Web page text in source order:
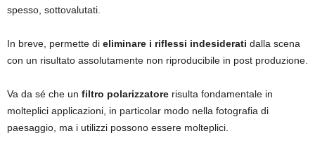
spesso, sottovalutati.
In breve, permette di eliminare i riflessi indesiderati dalla scena
con un risultato assolutamente non riproducibile in post produzione.
Va da sé che un filtro polarizzatore risulta fondamentale in
molteplici applicazioni, in particolar modo nella fotografia di
paesaggio, ma i utilizzi possono essere molteplici.